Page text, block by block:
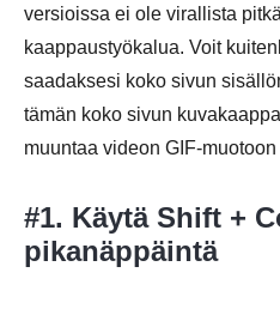
versioissa ei ole virallista
kaappaustyökalua. Voit
saadaksesi koko sivun
tämän koko sivun
muuntaa videon GIF-
#1. Käytä Shift +
pikanäppäintä